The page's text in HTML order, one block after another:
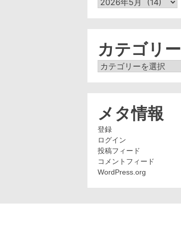
カテゴリー
カ
メタ情報
登録
ログイン
投稿フィード
コメントフィード
WordPress.org